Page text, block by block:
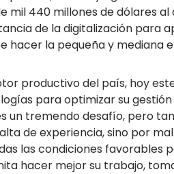
440 millones de dólares al
de la digitalización para
hacer la pequeña y mediana
productivo del país, hoy
para optimizar su gestión
un tremendo desafío, pero
de experiencia, sino por
las condiciones favorables
hacer mejor su trabajo,